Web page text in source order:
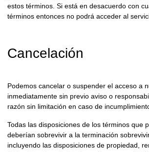
estos términos. Si está en desacuerdo con
términos entonces no podrá acceder al
Cancelación
Podemos cancelar o suspender el acceso a
inmediatamente sin previo aviso o
razón sin limitación en caso de
Todas las disposiciones de los términos que
deberían sobrevivir a la terminación
incluyendo las disposiciones de propiedad,